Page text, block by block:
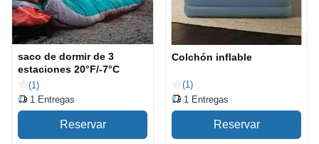
saco de dormir de 3
estaciones 20°F/-7°C
(1)
1 Entregas
Colchón inflable
(1)
1 Entregas